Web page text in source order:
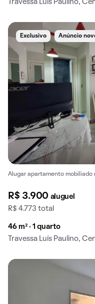
Travessa Luís Paulino,
Exclusivo Anúncio
Alugar apartamento mobiliado
R$ 3.900 aluguel
R$ 4.773 total
46 m² · 1 quarto
Travessa Luís Paulino,